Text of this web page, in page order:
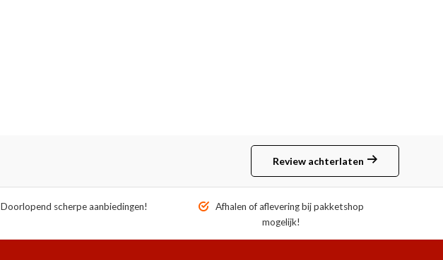
Review achterlaten
Doorlopend scherpe aanbiedingen!
Afhalen of aflevering bij pakketshop
mogelijk!